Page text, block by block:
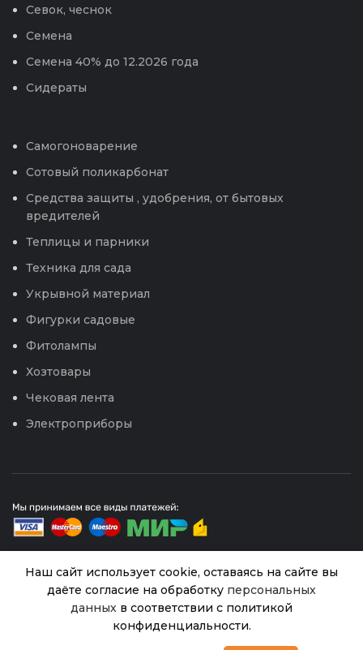
Севок, чеснок
Семена
Семена 40% до 12.2026 года
Сидераты
Самогоноварение
Сотовый поликарбонат
Средства защиты , удобрения, от бытовых
вредителей
Теплицы и парники
Техника для сада
Укрывной материал
Фигурки садовые
Фитолампы
Хозтовары
Чековая лента
Электроприборы
© 2026Интернет магазин Успех. ИП Хрипунов Сергей
Александрович
ИНН 420800180243 / ОГРНИП 304420530300327
Все права защищены.Персональные данные.
Наш сайт использует cookie, оставаясь на сайте вы
даёте согласие на обработку персональных
данных в соответствии с политикой
конфиденциальности.